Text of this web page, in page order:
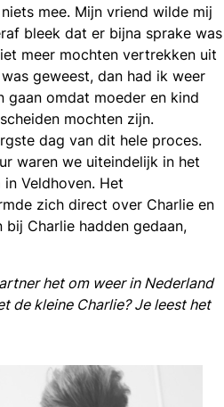
mee. Mijn vriend wilde mij
bleek dat er bijna sprake was
meer mochten vertrekken uit
geweest, dan had ik weer
gaan omdat moeder en kind
mochten zijn.
dag van dit hele proces.
waren we uiteindelijk in het
Veldhoven. Het
zich direct over Charlie en
Charlie hadden gedaan,
het om weer in Nederland
de kleine Charlie? Je leest het